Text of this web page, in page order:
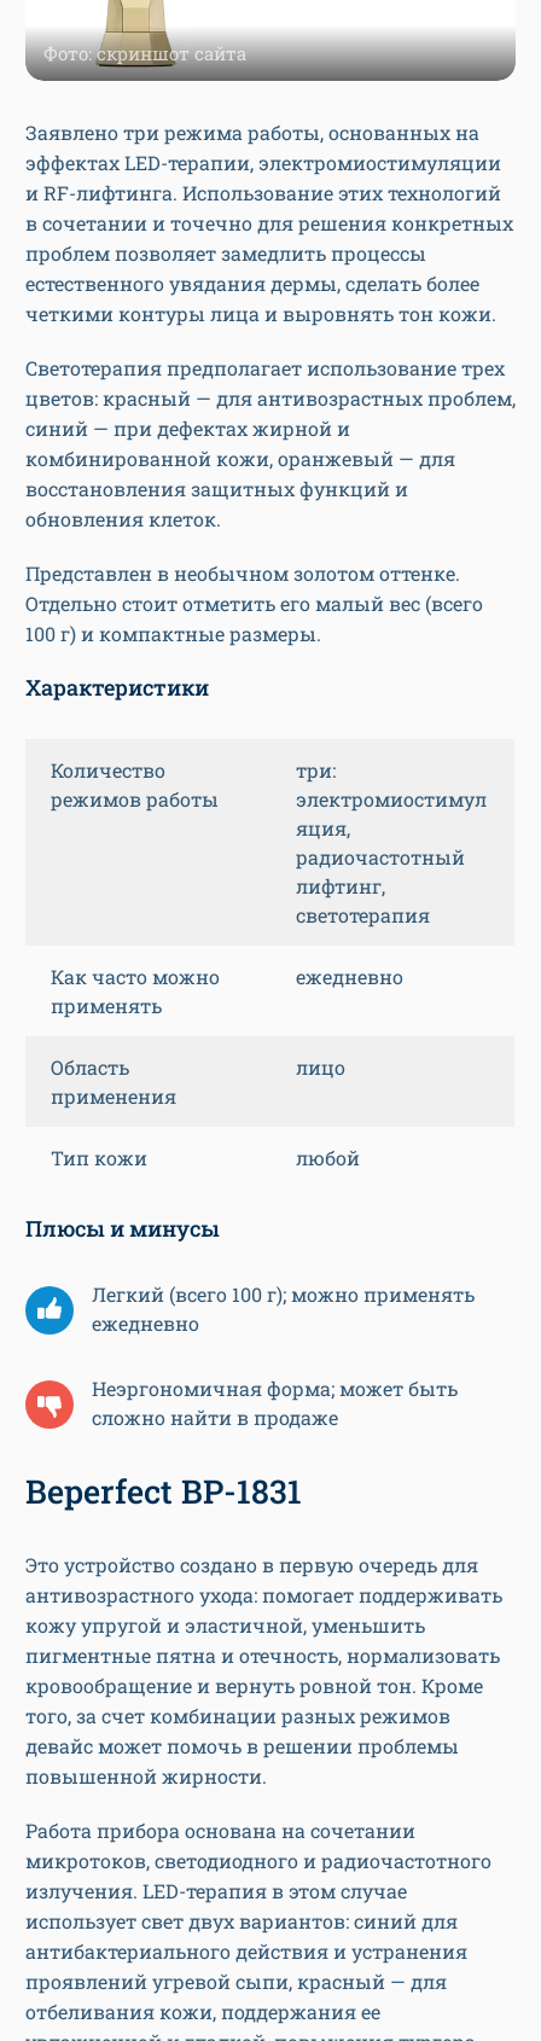
Фото: скриншот сайта
Заявлено три режима работы, основанных на
эффектах LED-терапии, электромиостимуляции
и RF-лифтинга. Использование этих технологий
в сочетании и точечно для решения конкретных
проблем позволяет замедлить процессы
естественного увядания дермы, сделать более
четкими контуры лица и выровнять тон кожи.
Светотерапия предполагает использование трех
цветов: красный — для антивозрастных проблем,
синий — при дефектах жирной и
комбинированной кожи, оранжевый — для
восстановления защитных функций и
обновления клеток.
Представлен в необычном золотом оттенке.
Отдельно стоит отметить его малый вес (всего
100 г) и компактные размеры.
Характеристики
Количество
режимов работы
три:
электромиостимул
яция,
радиочастотный
лифтинг,
светотерапия
Как часто можно
применять
ежедневно
Область
применения
лицо
Тип кожи любой
Плюсы и минусы
Легкий (всего 100 г); можно применять
ежедневно
Неэргономичная форма; может быть
сложно найти в продаже
Beperfect BP-1831
Это устройство создано в первую очередь для
антивозрастного ухода: помогает поддерживать
кожу упругой и эластичной, уменьшить
пигментные пятна и отечность, нормализовать
кровообращение и вернуть ровной тон. Кроме
того, за счет комбинации разных режимов
девайс может помочь в решении проблемы
повышенной жирности.
Работа прибора основана на сочетании
микротоков, светодиодного и радиочастотного
излучения. LED-терапия в этом случае
использует свет двух вариантов: синий для
антибактериального действия и устранения
проявлений угревой сыпи, красный — для
отбеливания кожи, поддержания ее